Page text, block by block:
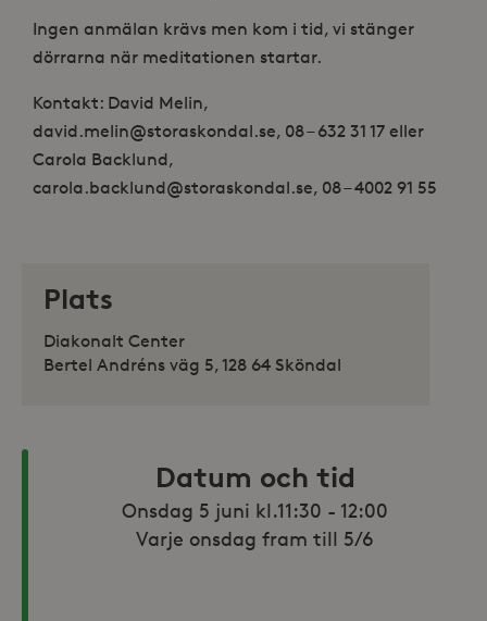
Ingen anmälan krävs men kom i tid, vi stänger
dörrarna när meditationen startar.
Kontakt: David Melin,
david.melin@storaskondal.se, 08 – 632 31 17 eller
Carola Backlund,
carola.backlund@storaskondal.se, 08 – 4002 91 55
Plats
Diakonalt Center
Bertel Andréns väg 5, 128 64 Sköndal
Datum och tid
Onsdag 5 juni kl.11:30 - 12:00
Varje onsdag fram till 5/6